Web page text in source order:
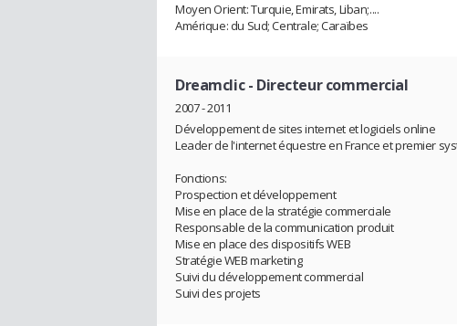
Moyen Orient: Turquie, Emirats, Liban;....
Amérique: du Sud; Centrale; Caraïbes
Dreamclic- Directeur commercial
2007 - 2011
Développement de sites internet et logiciels online
Leader de l'internet équestre en France et premier
Fonctions:
Prospection et développement
Mise en place de la stratégie commerciale
Responsable de la communication produit
Mise en place des dispositifs WEB
Stratégie WEB marketing
Suivi du développement commercial
Suivi des projets